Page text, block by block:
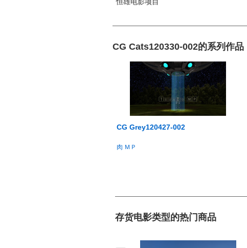
CG Cats120330-002的系列作品
CG Grey120427-002
肉 ＭＰ
存货电影类型的热门商品